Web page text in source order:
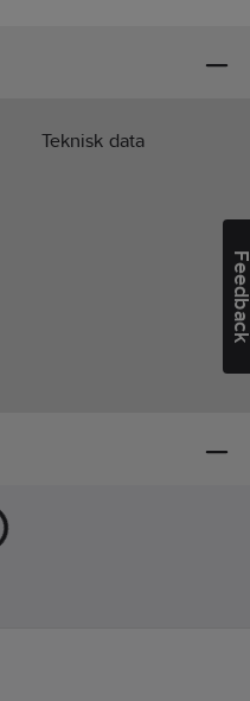
Teknisk data